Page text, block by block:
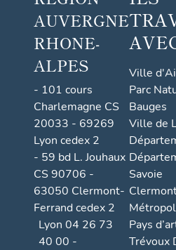
AUVERGNE
RHONE-
ALPES
- 101 cours
Charlemagne CS
20033 - 69269
Lyon cedex 2
- 59 bd L. Jouhaux
CS 90706 -
63050 Clermont-
Ferrand cedex 2
Lyon 04 26 73
40 00 -
Ville
Parc
Bauges
Ville de
Savoie
Pays
Trévoux